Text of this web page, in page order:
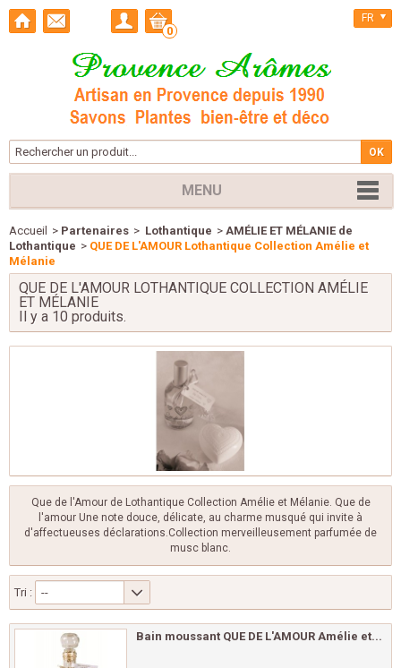
0
FR
MENU
Accueil > Partenaires > Lothantique > AMÉLIE ET MÉLANIE de
Lothantique > QUE DE L'AMOUR Lothantique Collection Amélie et
Mélanie
QUE DE L'AMOUR LOTHANTIQUE COLLECTION AMÉLIE
ET MÉLANIE
Il y a 10 produits.
Que de l'Amour de Lothantique Collection Amélie et Mélanie. Que de
l'amour Une note douce, délicate, au charme musqué qui invite à
d'affectueuses déclarations.Collection merveilleusement parfumée de
musc blanc.
Tri : --
Bain moussant QUE DE L'AMOUR Amélie et...